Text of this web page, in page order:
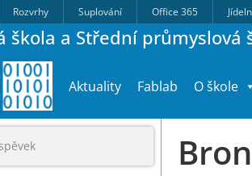
Rozvrhy Suplování Office 365
škola a Střední průmyslová
Aktuality Fablab O škole